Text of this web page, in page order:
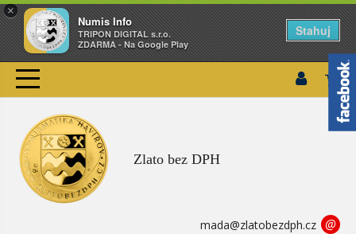
×
Numis Info
TRIPON DIGITAL s.r.o.
ZDARMA - Na Google Play
Stahuj
Zlato bez DPH
mada@zlatobezdph.cz @